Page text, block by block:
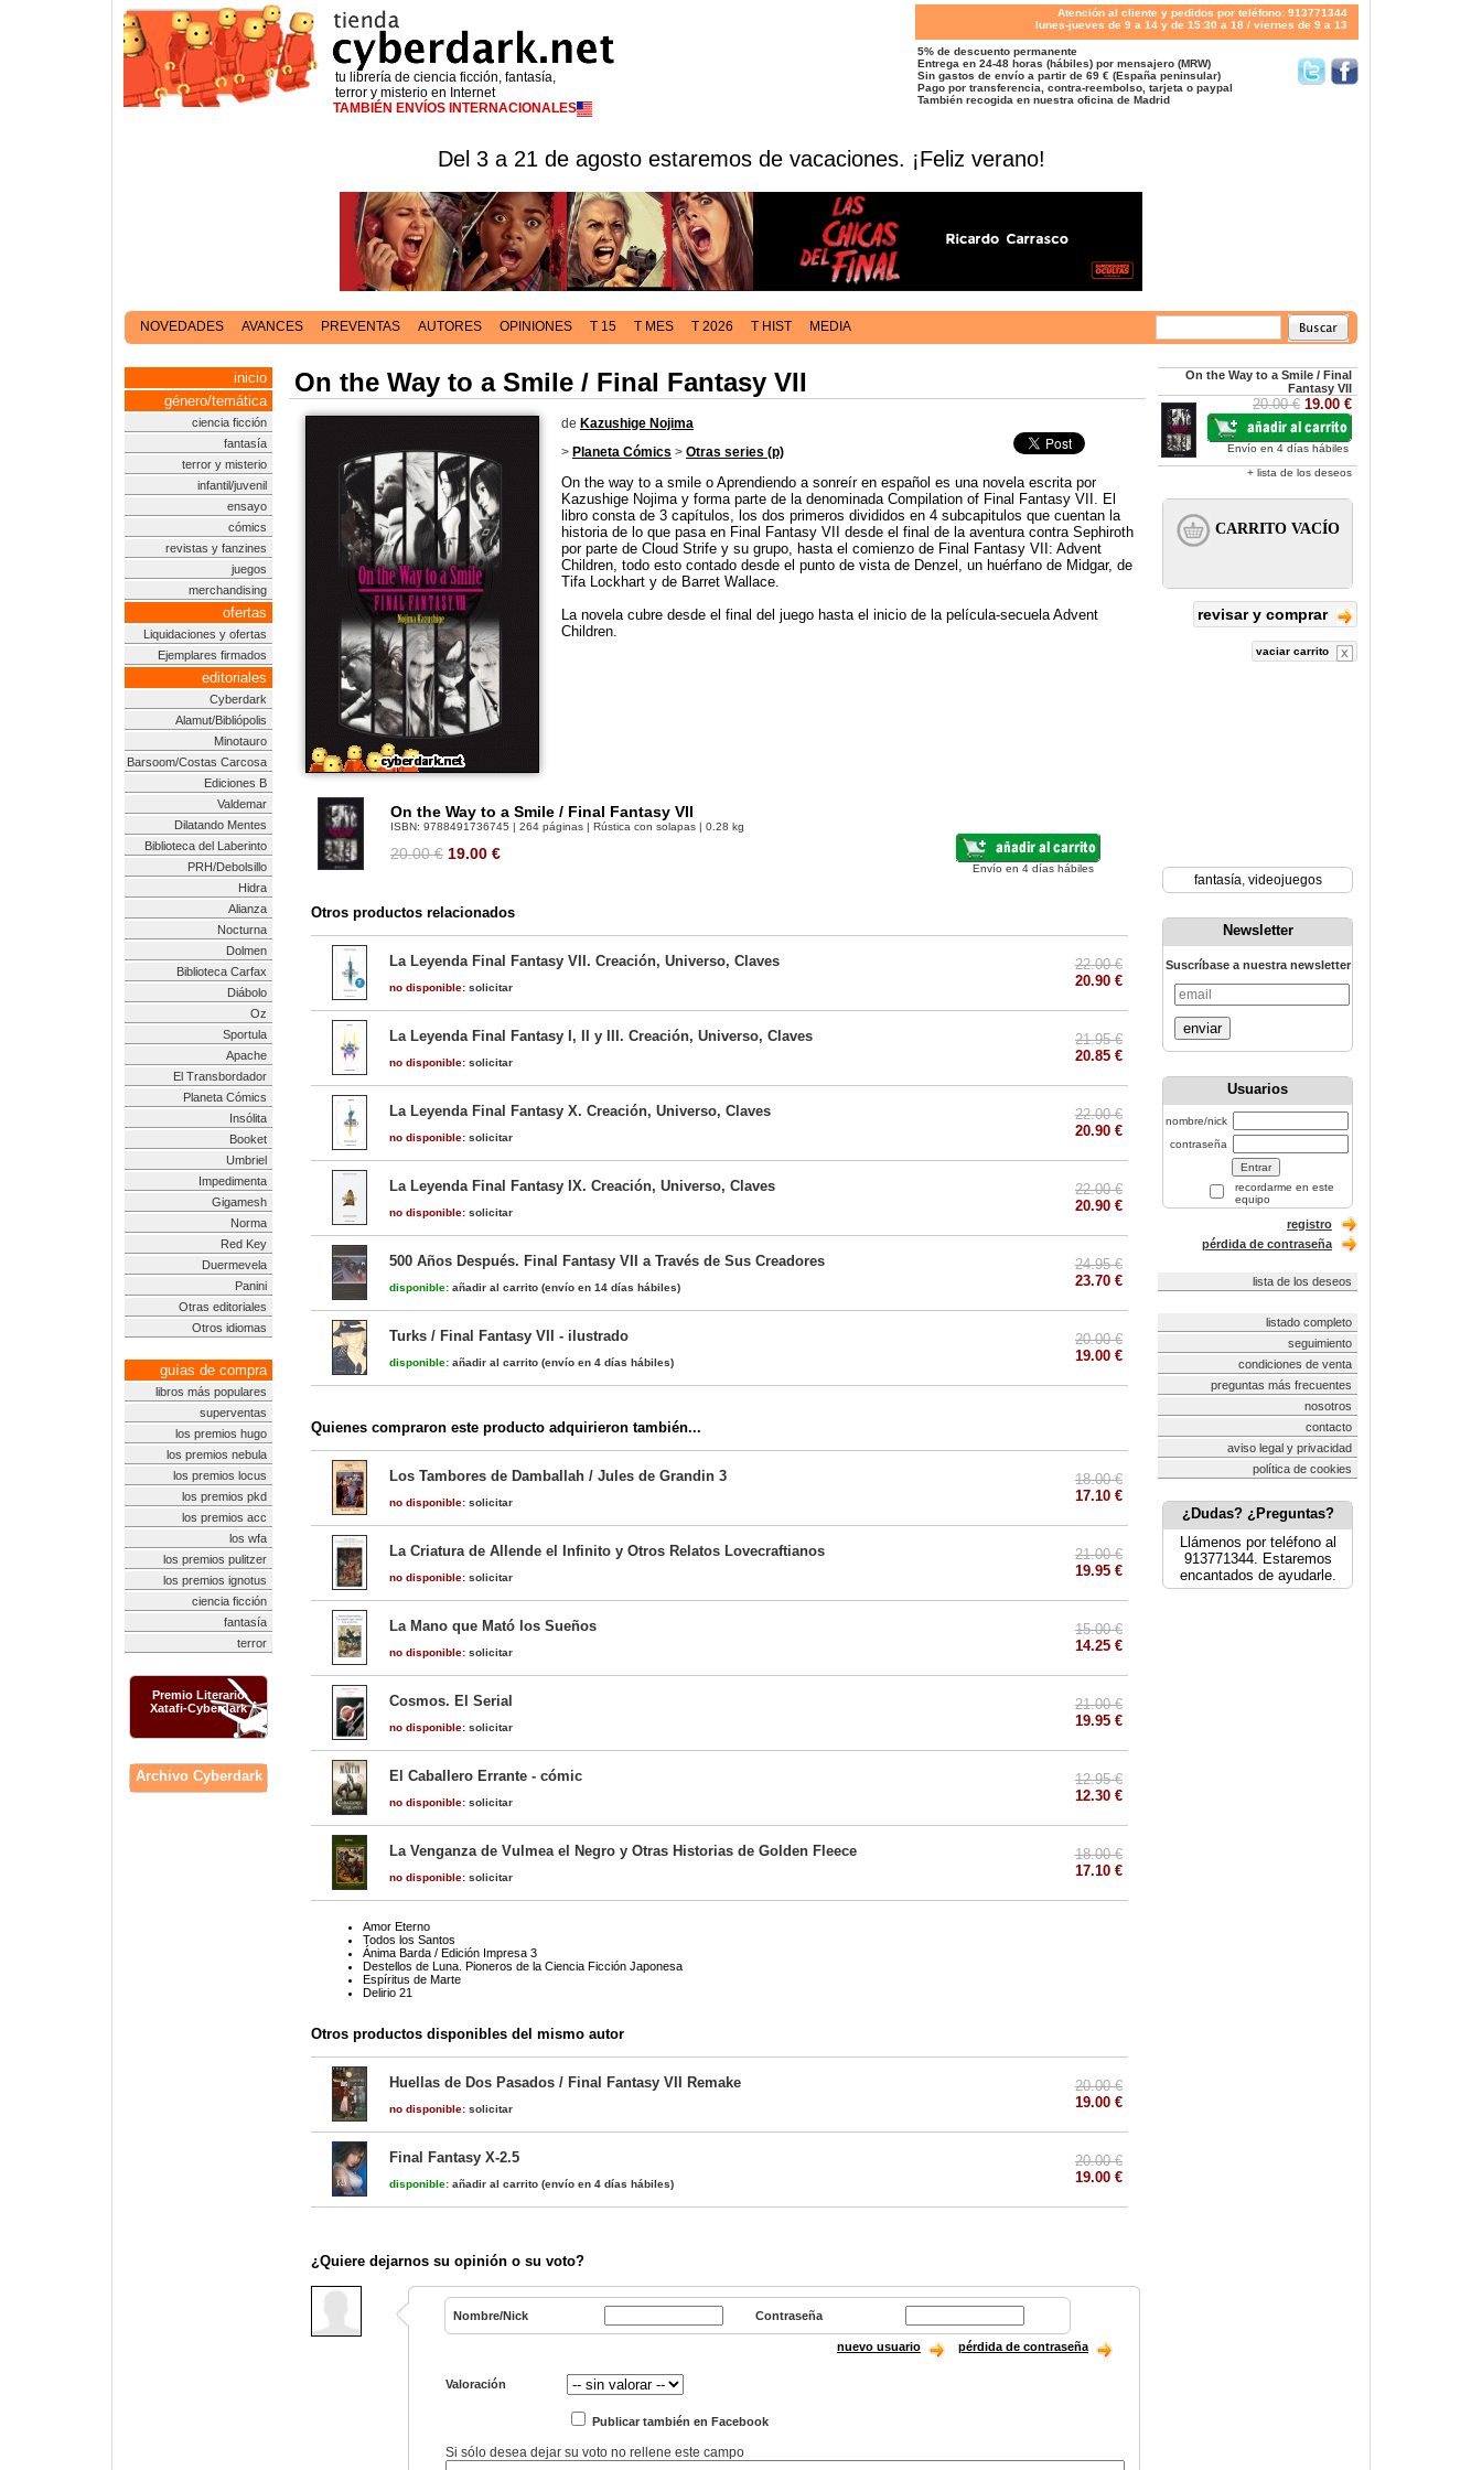
tu librería de ciencia ficción, fantasía,
terror y misterio en Internet
TAMBIÉN ENVÍOS INTERNACIONALES
Atención al cliente y pedidos por teléfono: 913771344
lunes-jueves de 9 a 14 y de 15:30 a 18 / viernes de 9 a 13
5% de descuento permanente
Entrega en 24-48 horas (hábiles) por mensajero (MRW)
Sin gastos de envío a partir de 69 € (España peninsular)
Pago por transferencia, contra-reembolso, tarjeta o paypal
También recogida en nuestra oficina de Madrid
Del 3 a 21 de agosto estaremos de vacaciones. ¡Feliz verano!
NOVEDADES AVANCES PREVENTAS AUTORES OPINIONES T 15 T MES T 2026 T HIST MEDIA
inicio
género/temática
ciencia ficción
fantasía
terror y misterio
infantil/juvenil
ensayo
cómics
revistas y fanzines
juegos
merchandising
ofertas
Liquidaciones y ofertas
Ejemplares firmados
editoriales
Cyberdark
Alamut/Bibliópolis
Minotauro
Barsoom/Costas Carcosa
Ediciones B
Valdemar
Dilatando Mentes
Biblioteca del Laberinto
PRH/Debolsillo
Hidra
Alianza
Nocturna
Dolmen
Biblioteca Carfax
Diábolo
Oz
Sportula
Apache
El Transbordador
Planeta Cómics
Insólita
Booket
Umbriel
Impedimenta
Gigamesh
Norma
Red Key
Duermevela
Panini
Otras editoriales
Otros idiomas
guías de compra
libros más populares
superventas
los premios hugo
los premios nebula
los premios locus
los premios pkd
los premios acc
los wfa
los premios pulitzer
los premios ignotus
ciencia ficción
fantasía
terror
Premio Literario
Xatafi-Cyberdark
Archivo Cyberdark
On the Way to a Smile / Final Fantasy VII
de Kazushige Nojima
> Planeta Cómics > Otras series (p)
On the way to a smile o Aprendiendo a sonreír en español es una novela escrita por
Kazushige Nojima y forma parte de la denominada Compilation of Final Fantasy VII. El
libro consta de 3 capítulos, los dos primeros divididos en 4 subcapitulos que cuentan la
historia de lo que pasa en Final Fantasy VII desde el final de la aventura contra Sephiroth
por parte de Cloud Strife y su grupo, hasta el comienzo de Final Fantasy VII: Advent
Children, todo esto contado desde el punto de vista de Denzel, un huérfano de Midgar, de
Tifa Lockhart y de Barret Wallace.
La novela cubre desde el final del juego hasta el inicio de la película-secuela Advent
Children.
On the Way to a Smile / Final Fantasy VII
ISBN: 9788491736745 | 264 páginas | Rústica con solapas | 0.28 kg
20.00 € 19.00 €
Envío en 4 días hábiles
Otros productos relacionados
La Leyenda Final Fantasy VII. Creación, Universo, Claves
no disponible: solicitar
22.00 €
20.90 €
La Leyenda Final Fantasy I, II y III. Creación, Universo, Claves
no disponible: solicitar
21.95 €
20.85 €
La Leyenda Final Fantasy X. Creación, Universo, Claves
no disponible: solicitar
22.00 €
20.90 €
La Leyenda Final Fantasy IX. Creación, Universo, Claves
no disponible: solicitar
22.00 €
20.90 €
500 Años Después. Final Fantasy VII a Través de Sus Creadores
disponible: añadir al carrito (envío en 14 días hábiles)
24.95 €
23.70 €
Turks / Final Fantasy VII - ilustrado
disponible: añadir al carrito (envío en 4 días hábiles)
20.00 €
19.00 €
Quienes compraron este producto adquirieron también...
Los Tambores de Damballah / Jules de Grandin 3
no disponible: solicitar
18.00 €
17.10 €
La Criatura de Allende el Infinito y Otros Relatos Lovecraftianos
no disponible: solicitar
21.00 €
19.95 €
La Mano que Mató los Sueños
no disponible: solicitar
15.00 €
14.25 €
Cosmos. El Serial
no disponible: solicitar
21.00 €
19.95 €
El Caballero Errante - cómic
no disponible: solicitar
12.95 €
12.30 €
La Venganza de Vulmea el Negro y Otras Historias de Golden Fleece
no disponible: solicitar
18.00 €
17.10 €
Amor Eterno
Todos los Santos
Ánima Barda / Edición Impresa 3
Destellos de Luna. Pioneros de la Ciencia Ficción Japonesa
Espíritus de Marte
Delirio 21
Otros productos disponibles del mismo autor
Huellas de Dos Pasados / Final Fantasy VII Remake
no disponible: solicitar
20.00 €
19.00 €
Final Fantasy X-2.5
disponible: añadir al carrito (envío en 4 días hábiles)
20.00 €
19.00 €
¿Quiere dejarnos su opinión o su voto?
Nombre/Nick Contraseña
nuevo usuario pérdida de contraseña
Valoración
Publicar también en Facebook
Si sólo desea dejar su voto no rellene este campo
On the Way to a Smile / Final
Fantasy VII
20.00 € 19.00 €
Envío en 4 días hábiles
+ lista de los deseos
revisar y comprar
vaciar carrito
fantasía, videojuegos
Newsletter
Suscríbase a nuestra newsletter
enviar
Usuarios
nombre/nick
contraseña
recordarme en este
equipo
registro
pérdida de contraseña
lista de los deseos
listado completo
seguimiento
condiciones de venta
preguntas más frecuentes
nosotros
contacto
aviso legal y privacidad
política de cookies
¿Dudas? ¿Preguntas?
Llámenos por teléfono al
913771344. Estaremos
encantados de ayudarle.